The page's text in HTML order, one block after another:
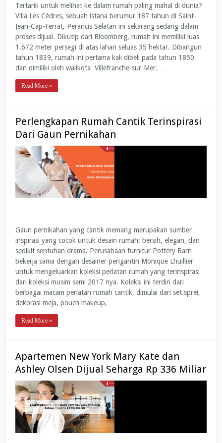
Tertarik untuk melihat ke dalam rumah paling mahal di dunia?
Villa Les Cèdres, sebuah istana berumur 187 tahun di Saint-
Jean-Cap-Ferrat, Perancis Selatan ini sekarang sedang dalam
proses dijual. Dikutip dari Bloomberg, rumah ini memiliki luas
1.672 meter persegi di atas lahan seluas 35 hektar. Dibangun
tahun 1839, rumah ini pertama kali dibeli pada tahun 1850
dan dimiliki oleh walikota Villefranche-sur-Mer. …
Read More »
Perlengkapan Rumah Cantik Terinspirasi
Dari Gaun Pernikahan
Gaun pernikahan yang cantik memang merupakan sumber
inspirasi yang cocok untuk desain rumah: bersih, elegan, dan
sedikit sentuhan drama. Perusahaan furnitur Pottery Barn
bekerja sama dengan desainer pengantin Monique Lhuillier
untuk mengeluarkan koleksi perlatan rumah yang terinspirasi
dari koleksi musim semi 2017 nya. Koleksi ini terdiri dari
berbagai macam perlatan rumah cantik, dimulai dari set sprei,
dekorasi meja, pouch makeup, …
Read More »
Apartemen New York Mary Kate dan
Ashley Olsen Dijual Seharga Rp 336 Miliar